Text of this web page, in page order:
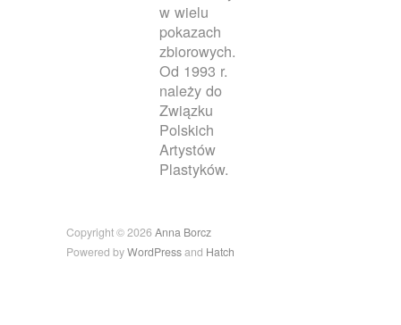
w wielu
pokazach
zbiorowych.
Od 1993 r.
należy do
Związku
Polskich
Artystów
Plastyków.
Copyright © 2026 Anna Borcz
Powered byWordPressand Hatch